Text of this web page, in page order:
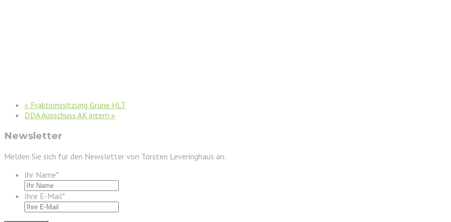
« Fraktionssitzung Grüne HLT
DDA Ausschuss AK intern »
Newsletter
Melden Sie sich für den Newsletter von Torsten Leveringhaus an.
Ihr Name*
Ihre E-Mail*